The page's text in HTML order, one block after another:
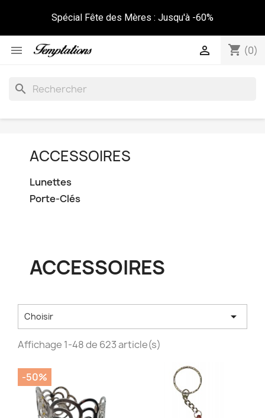
Spécial Fête des Mères : Jusqu'à -60%
 shopping_cart (0)

search
ACCESSOIRES
Lunettes
Porte-Clés
ACCESSOIRES
Choisir 
Affichage 1-48 de 623 article(s)
-50%